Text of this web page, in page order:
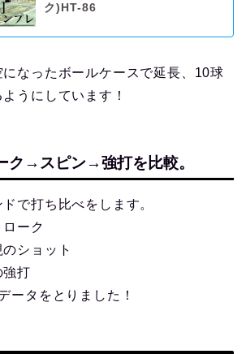
ク)HT-86
なったボールケースで延長、10球
うにしています！
ク→スピン→強打を比較。
で打ち比べをします。
ローク
のショット
強打
ータをとりました！